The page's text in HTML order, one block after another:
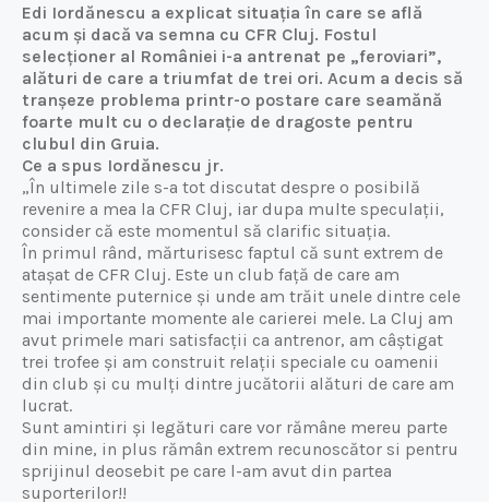
Edi Iordănescu a explicat situația în care se află
acum și dacă va semna cu CFR Cluj. Fostul
selecționer al României i-a antrenat pe „feroviari”,
alături de care a triumfat de trei ori. Acum a decis să
tranșeze problema printr-o postare care seamănă
foarte mult cu o declarație de dragoste pentru
clubul din Gruia.
Ce a spus Iordănescu jr.
„În ultimele zile s-a tot discutat despre o posibilă
revenire a mea la CFR Cluj, iar dupa multe speculații,
consider că este momentul să clarific situația.
În primul rând, mărturisesc faptul că sunt extrem de
atașat de CFR Cluj. Este un club față de care am
sentimente puternice și unde am trăit unele dintre cele
mai importante momente ale carierei mele. La Cluj am
avut primele mari satisfacții ca antrenor, am câștigat
trei trofee și am construit relații speciale cu oamenii
din club și cu mulți dintre jucătorii alături de care am
lucrat.
Sunt amintiri și legături care vor rămâne mereu parte
din mine, in plus rămân extrem recunoscător si pentru
sprijinul deosebit pe care l-am avut din partea
suporterilor!!